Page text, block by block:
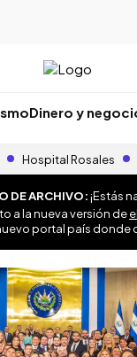
Dinero y
Hospital Rosales
DE ARCHIVO:¡Estás
a la nueva versión de
portal país donde